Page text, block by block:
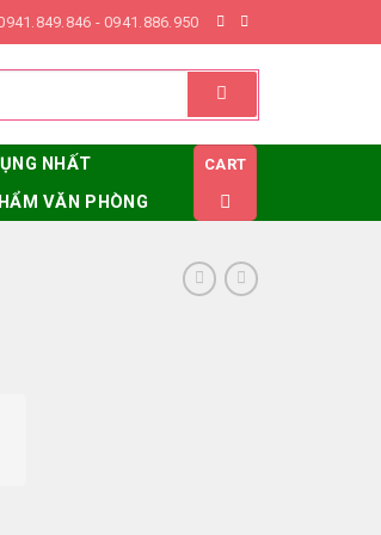
- 0941.886.950
NHẤT
VĂN PHÒNG
CART